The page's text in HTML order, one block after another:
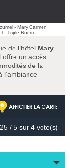
de l’hôtel Mary
offre un accès
de la
AFFICHER LA CARTE
/ 5 sur 4 vote(s)